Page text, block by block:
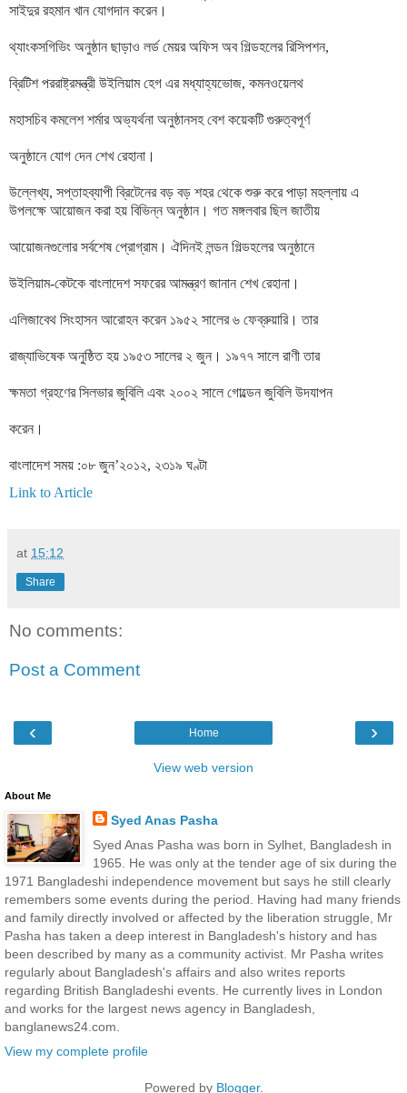
সাইদুর রহমান খান যোগদান করেন।
থ্যাংকসগিভিং অনুষ্ঠান ছাড়াও লর্ড মেয়র অফিস অব গিল্ডহলের রিসিপশন,
ব্রিটিশ পররাষ্ট্রমন্ত্রী উইলিয়াম হেগ এর মধ্যাহ্যভোজ, কমনওয়েলথ
মহাসচিব কমলেশ শর্মার অভ্যর্থনা অনুষ্ঠানসহ বেশ কয়েকটি গুরুত্বপূর্ণ
অনুষ্ঠানে যোগ দেন শেখ রেহানা।
উল্লেখ্য, সপ্তাহব্যাপী ব্রিটেনের বড় বড় শহর থেকে শুরু করে পাড়া মহল্লায় এ
উপলক্ষে আয়োজন করা হয় বিভিন্ন অনুষ্ঠান। গত মঙ্গলবার ছিল জাতীয়
আয়োজনগুলোর সর্বশেষ প্রোগ্রাম। ঐদিনই লন্ডন গিল্ডহলের অনুষ্ঠানে
উইলিয়াম-কেটকে বাংলাদেশ সফরের আমন্ত্রণ জানান শেখ রেহানা।
এলিজাবেথ সিংহাসন আরোহন করেন ১৯৫২ সালের ৬ ফেব্রুয়ারি। তার
রাজ্যাভিষেক অনুষ্ঠিত হয় ১৯৫৩ সালের ২ জুন। ১৯৭৭ সালে রাণী তার
ক্ষমতা গ্রহণের সিলভার জুবিলি এবং ২০০২ সালে গোল্ডেন জুবিলি উদযাপন
করেন।
বাংলাদেশ সময় :০৮ জুন’২০১২, ২৩১৯ ঘণ্টা
Link to Article
at 15:12
Share
No comments:
Post a Comment
‹ ›
Home
View web version
About Me
Syed Anas Pasha
Syed Anas Pasha was born in Sylhet, Bangladesh in
1965. He was only at the tender age of six during the
1971 Bangladeshi independence movement but says he still clearly
remembers some events during the period. Having had many friends
and family directly involved or affected by the liberation struggle, Mr
Pasha has taken a deep interest in Bangladesh's history and has
been described by many as a community activist. Mr Pasha writes
regularly about Bangladesh's affairs and also writes reports
regarding British Bangladeshi events. He currently lives in London
and works for the largest news agency in Bangladesh,
banglanews24.com.
View my complete profile
Powered by Blogger.